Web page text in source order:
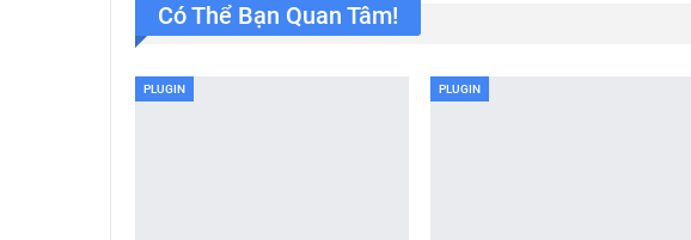
Có Thể Bạn Quan Tâm!
PLUGIN PLUGIN